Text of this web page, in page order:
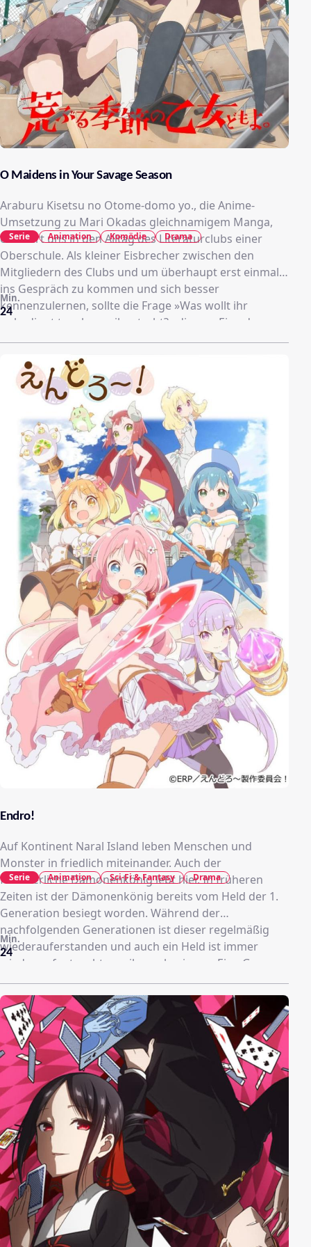
O Maidens in Your Savage Season
Araburu Kisetsu no Otome-domo yo., die Anime-
Umsetzung zu Mari Okadas gleichnamigem Manga,
entführt uns in den Alltag des Literaturclubs einer
Oberschule. Als kleiner Eisbrecher zwischen den
Mitgliedern des Clubs und um überhaupt erst einmal
ins Gespräch zu kommen und sich besser
kennenzulernen, sollte die Frage »Was wollt ihr
unbedingt tun, bevor ihr sterbt?« dienen. Eine der
jungen Damen posaunt ohne groß darüber
nachzudenken ein Wort in den Raum: »Sex!« Und
damit löst sie einen Wirbelsturm aus Gefühlen in den
jungen Damen des Literaturclubs aus, der jede von
ihnen – so verschieden sie auch sind – auf ihren ganz
eigenen tollpatschigen, witzigen, schmerzhaften und
emotional mitreißenden Pfad zum Erwachsenwerden
treibt …
24
Min.
Serie Animation Komödie Drama
Endro!
Auf Kontinent Naral Island leben Menschen und
Monster in friedlich miteinander. Auch der
fürchterliche Dämonenkönig lebt hier. In früheren
Zeiten ist der Dämonenkönig bereits vom Held der 1.
Generation besiegt worden. Während der
nachfolgenden Generationen ist dieser regelmäßig
wiederauferstanden und auch ein Held ist immer
wieder aufgetaucht, um ihn zu besiegen. Eine Gruppe
aus vier Mädchen besucht eine Abenteurerschule, um
bei einem erneuten Wiederauferstehen des
Dämonenkönigs diesen zu besiegen.
24
Min.
Serie Animation Sci-Fi & Fantasy Drama